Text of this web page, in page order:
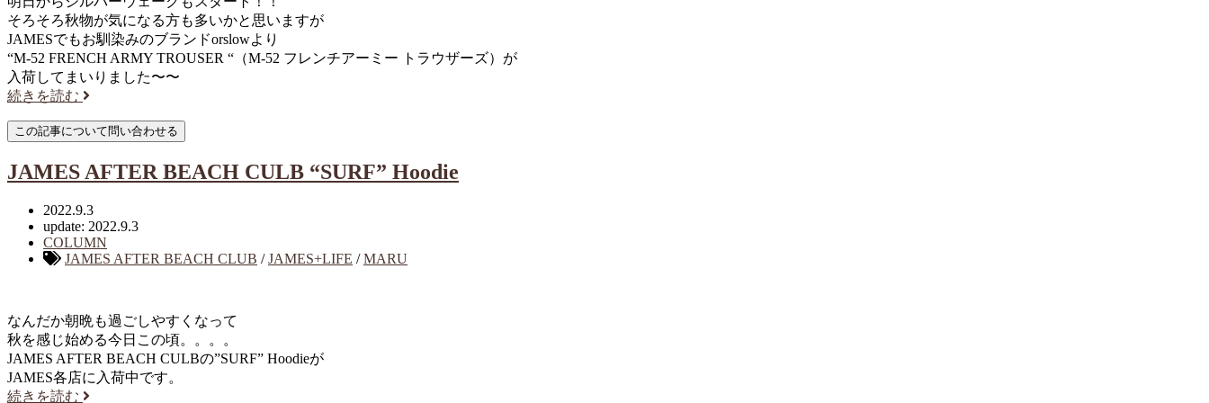
そろそろ秋物が気になる方も多いかと思いますが
JAMESでもお馴染みのブランドorslowより
“M-52 FRENCH ARMY TROUSER “（M-52 フレンチアーミー トラウザーズ）が
入荷してまいりました〜〜
続きを読む
JAMES AFTER BEACH CULB “SURF” Hoodie
2022.9.3
update: 2022.9.3
COLUMN
JAMES AFTER BEACH CLUB /JAMES+LIFE /MARU
なんだか朝晩も過ごしやすくなって
秋を感じ始める今日この頃。。。。
JAMES AFTER BEACH CULBの”SURF” Hoodieが
JAMES各店に入荷中です。
続きを読む